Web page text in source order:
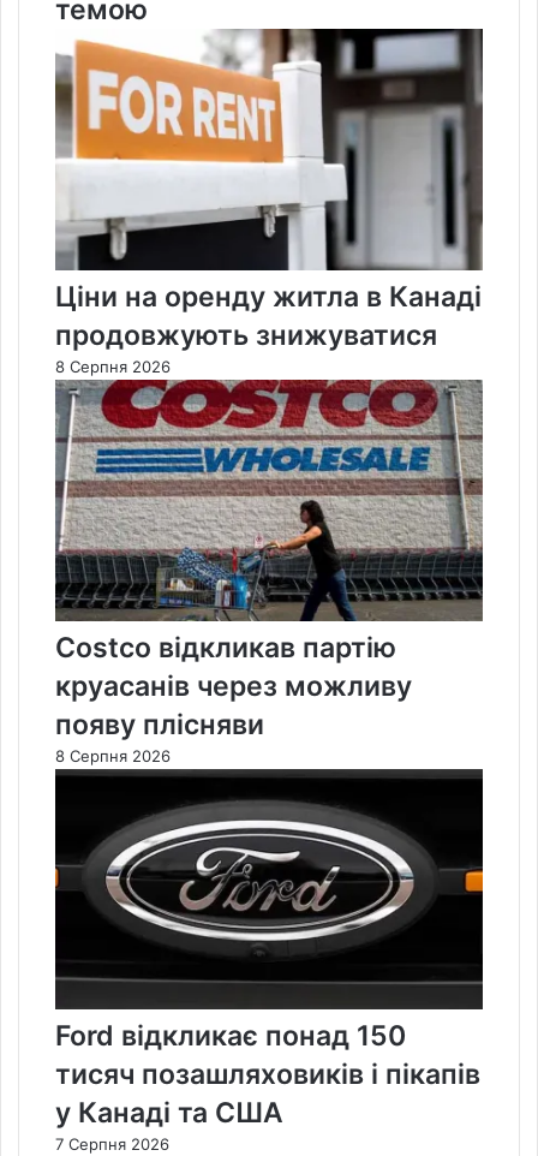
темою
Ціни на оренду житла в Канаді
продовжують знижуватися
8 Серпня 2026
Costco відкликав партію
круасанів через можливу
появу плісняви
8 Серпня 2026
Ford відкликає понад 150
тисяч позашляховиків і пікапів
у Канаді та США
7 Серпня 2026